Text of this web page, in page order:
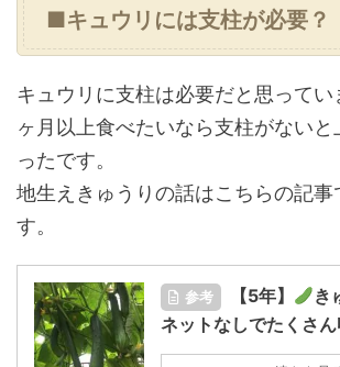
■キュウリには支柱が必要？
キュウリに支柱は必要だと思ってい
ヶ月以上食べたいなら支柱がない
ったです。
地生えきゅうりの話はこちらの記事
す。
参考 【5年】
き
ネットなしでたくさ